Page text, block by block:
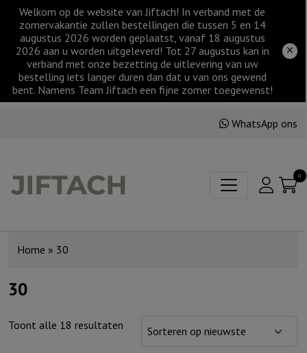
Welkom op de website van Jiftach! In verband met de
zomervakantie zullen bestellingen die tussen 5 en 14
augustus 2026 worden geplaatst, vanaf 18 augustus
2026 aan u worden uitgeleverd! Tot 27 augustus kan in
verband met onze bezetting de uitlevering van uw
bestelling iets langer duren dan dat u van ons gewend
bent. Namens Team Jiftach een fijne zomer toegewenst!
WhatsApp ons
0
Home » 30
30
Toont alle 18 resultaten